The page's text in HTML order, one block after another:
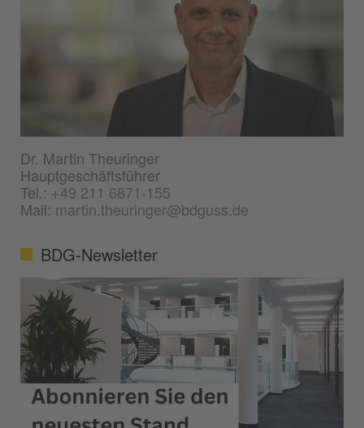
Dr. Martin Theuringer
Hauptgeschäftsführer
Tel.:+49 211 6871-155
Mail: martin.theuringer@bdguss.de
BDG-Newsletter